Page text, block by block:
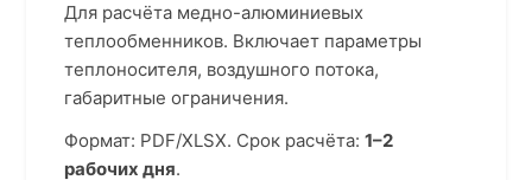
Для расчёта медно-алюминиевых
теплообменников. Включает параметры
теплоносителя, воздушного потока,
габаритные ограничения.
Формат: PDF/XLSX. Срок расчёта: 1–2
рабочих дня.